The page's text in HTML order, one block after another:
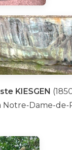
KIESGEN
Dame-de-